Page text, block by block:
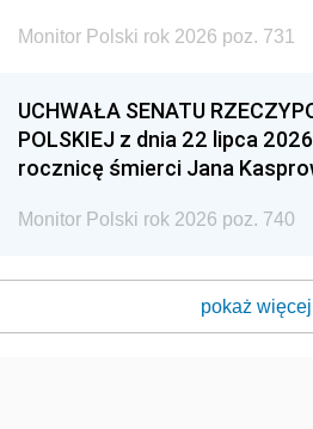
Monitor Polski rok 2026 poz. 731
UCHWAŁA SENATU
POLSKIEJ z dnia 22 lipca
rocznicę śmierci Jana
Monitor Polski rok 2026 poz. 740
pokaż więcej